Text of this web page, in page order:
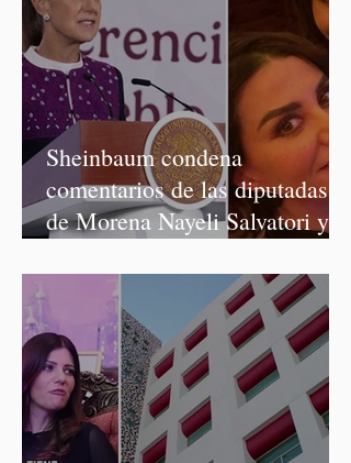
Sheinbaum condena
comentarios de las diputadas
de Morena Nayeli Salvatori y